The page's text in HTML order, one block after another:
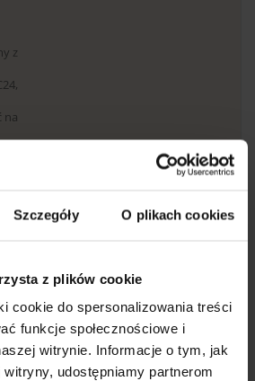
Szczegóły O plikach cookies
z plików cookie
cookie do spersonalizowania treści
funkcje społecznościowe i
witrynie. Informacje o tym, jak
udostępniamy partnerom
z
na
bezpiecznego zakupu
transakcji - sprawdź
2 to doskonała propozycja dla osób
i funkcjonalne miejsce